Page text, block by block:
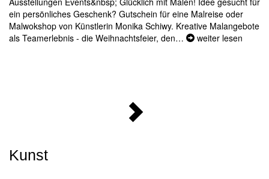
ein persönliches Geschenk? Gutschein für eine Malreise oder
Malwokshop von Künstlerin Monika Schiwy. Kreative Malangebote
als Teamerlebnis - die Weihnachtsfeier, den…
weiter lesen
Kunst